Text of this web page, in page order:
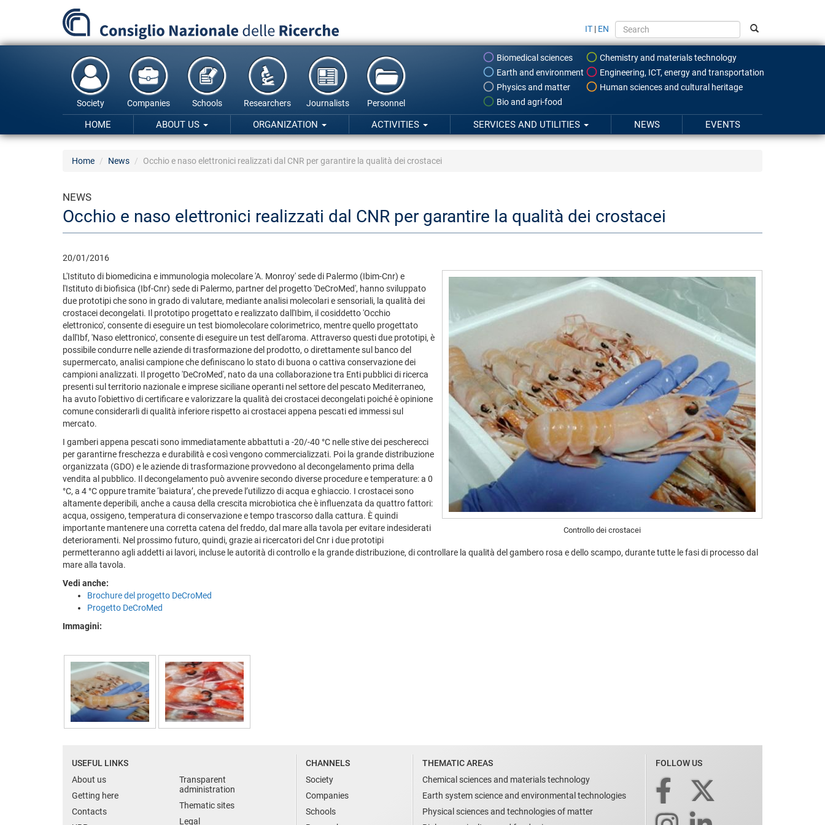
content
IT | EN
Biomedical sciences
Chemistry and materials technology
Earth and environment
Engineering, ICT, energy and transportation
Physics and matter
Human sciences and cultural heritage
Bio and agri-food
Society Companies Schools Researchers Journalists Personnel
HOME ABOUT US ORGANIZATION ACTIVITIES SERVICES AND UTILITIES NEWS EVENTS
Home News Occhio e naso elettronici realizzati dal CNR per garantire la qualità dei crostacei
NEWS
Occhio e naso elettronici realizzati dal CNR per garantire la qualità dei crostacei
20/01/2016
Controllo dei crostacei
L'Istituto di biomedicina e immunologia molecolare 'A. Monroy' sede di Palermo (Ibim-Cnr) e
l'Istituto di biofisica (Ibf-Cnr) sede di Palermo, partner del progetto 'DeCroMed', hanno sviluppato
due prototipi che sono in grado di valutare, mediante analisi molecolari e sensoriali, la qualità dei
crostacei decongelati. Il prototipo progettato e realizzato dall'Ibim, il cosiddetto 'Occhio
elettronico', consente di eseguire un test biomolecolare colorimetrico, mentre quello progettato
dall'Ibf, 'Naso elettronico', consente di eseguire un test dell'aroma. Attraverso questi due prototipi, è
possibile condurre nelle aziende di trasformazione del prodotto, o direttamente sul banco del
supermercato, analisi campione che definiscano lo stato di buona o cattiva conservazione dei
campioni analizzati. Il progetto 'DeCroMed', nato da una collaborazione tra Enti pubblici di ricerca
presenti sul territorio nazionale e imprese siciliane operanti nel settore del pescato Mediterraneo,
ha avuto l'obiettivo di certificare e valorizzare la qualità dei crostacei decongelati poiché è opinione
comune considerarli di qualità inferiore rispetto ai crostacei appena pescati ed immessi sul
mercato.
I gamberi appena pescati sono immediatamente abbattuti a -20/-40 °C nelle stive dei pescherecci
per garantirne freschezza e durabilità e così vengono commercializzati. Poi la grande distribuzione
organizzata (GDO) e le aziende di trasformazione provvedono al decongelamento prima della
vendita al pubblico. Il decongelamento può avvenire secondo diverse procedure e temperature: a 0
°C, a 4 °C oppure tramite ‘baiatura’, che prevede l’utilizzo di acqua e ghiaccio. I crostacei sono
altamente deperibili, anche a causa della crescita microbiotica che è influenzata da quattro fattori:
acqua, ossigeno, temperatura di conservazione e tempo trascorso dalla cattura. È quindi
importante mantenere una corretta catena del freddo, dal mare alla tavola per evitare indesiderati
deterioramenti. Nel prossimo futuro, quindi, grazie ai ricercatori del Cnr i due prototipi
permetteranno agli addetti ai lavori, incluse le autorità di controllo e la grande distribuzione, di controllare la qualità del gambero rosa e dello scampo, durante tutte le fasi di processo dal
mare alla tavola.
Vedi anche:
Brochure del progetto DeCroMed
Progetto DeCroMed
Immagini:
USEFUL LINKS
About us
Getting here
Contacts
Transparent
administration
Thematic sites
Legal
CHANNELS
Society
Companies
Schools
THEMATIC AREAS
Chemical sciences and materials technology
Earth system science and environmental technologies
Physical sciences and technologies of matter
FOLLOW US